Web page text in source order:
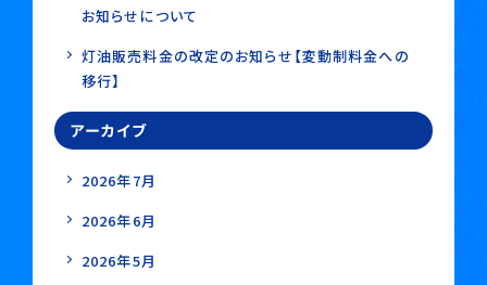
お知らせについて
灯油販売料金の改定のお知らせ【変動制料金への
移行】
アーカイブ
2026年7月
2026年6月
2026年5月